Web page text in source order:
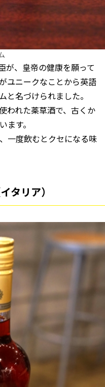
が、皇帝の健康を願って
ユニークなことから英語
と名づけられました。
われた薬草酒で、古くか
ます。
一度飲むとクセになる味
タリア）